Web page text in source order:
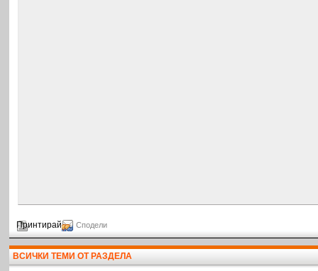
Принтирай Сподели
ВСИЧКИ ТЕМИ ОТ РАЗДЕЛА